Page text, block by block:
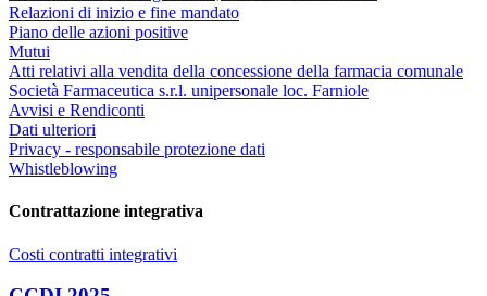
Relazioni di inizio e fine mandato
Piano delle azioni positive
Mutui
Atti relativi alla vendita della concessione della farmacia comunale
Società Farmaceutica s.r.l. unipersonale loc. Farniole
Avvisi e Rendiconti
Dati ulteriori
Privacy - responsabile protezione dati
Whistleblowing
Contrattazione integrativa
Costi contratti integrativi